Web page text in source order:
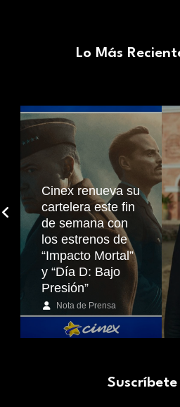
Lo Más
Cinex renueva su
cartelera este fin
de semana con
los estrenos de
“Impacto Mortal”
y “Día D: Bajo
Presión”
Nota de Prensa
Suscríbete